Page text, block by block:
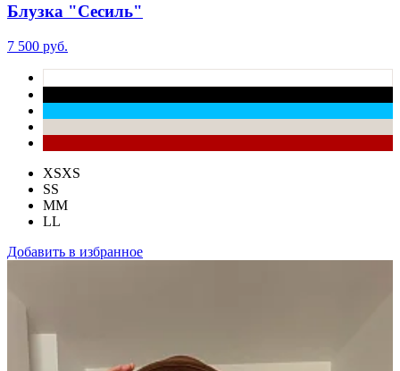
Блузка "Сесиль"
7 500 руб.
XSXS
SS
MM
LL
Добавить в избранное